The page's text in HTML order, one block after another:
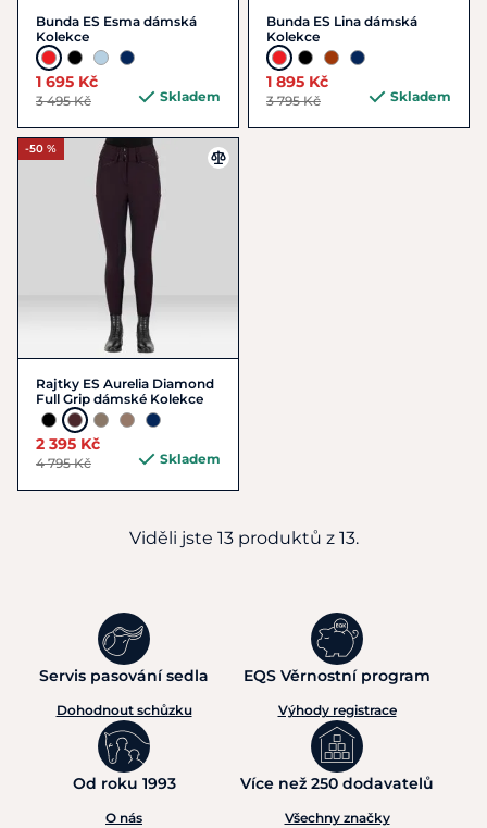
Bunda ES Esma dámská
Kolekce
1 695 Kč
3 495 Kč Skladem
Bunda ES Lina dámská
Kolekce
1 895 Kč
3 795 Kč Skladem
-50 %
Rajtky ES Aurelia Diamond
Full Grip dámské Kolekce
2 395 Kč
4 795 Kč Skladem
Viděli jste 13 produktů z 13.
Servis pasování sedla
Dohodnout schůzku
EQS Věrnostní program
Výhody registrace
Od roku 1993
O nás
Více než 250 dodavatelů
Všechny značky